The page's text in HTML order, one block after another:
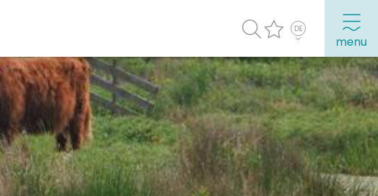
menu
Häufig besuchte Seiten:
Stadtplan
Sneek mit Kinder